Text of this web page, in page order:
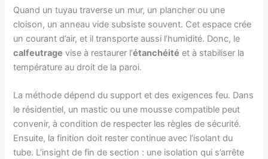
Quand un tuyau traverse un mur, un plancher ou une
cloison, un anneau vide subsiste souvent. Cet espace crée
un courant d’air, et il transporte aussi l’humidité. Donc, le
calfeutrage vise à restaurer l’étanchéité et à stabiliser la
température au droit de la paroi.
La méthode dépend du support et des exigences feu. Dans
le résidentiel, un mastic ou une mousse compatible peut
convenir, à condition de respecter les règles de sécurité.
Ensuite, la finition doit rester continue avec l’isolant du
tube. L’insight de fin de section : une isolation qui s’arrête